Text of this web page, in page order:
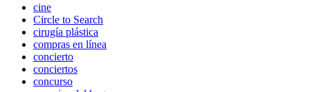
cine
Circle to Search
cirugía plástica
compras en línea
concierto
conciertos
concurso